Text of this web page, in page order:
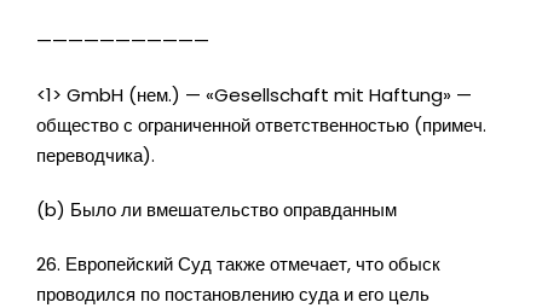
———————————
<1> GmbH (нем.) — «Gesellschaft mit Haftung» —
общество с ограниченной ответственностью (примеч.
переводчика).
(b) Было ли вмешательство оправданным
26. Европейский Суд также отмечает, что обыск
проводился по постановлению суда и его цель